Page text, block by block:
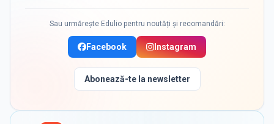
Sau urmărește Edulio pentru noutăți și recomandări:
Facebook Instagram
Abonează-te la newsletter